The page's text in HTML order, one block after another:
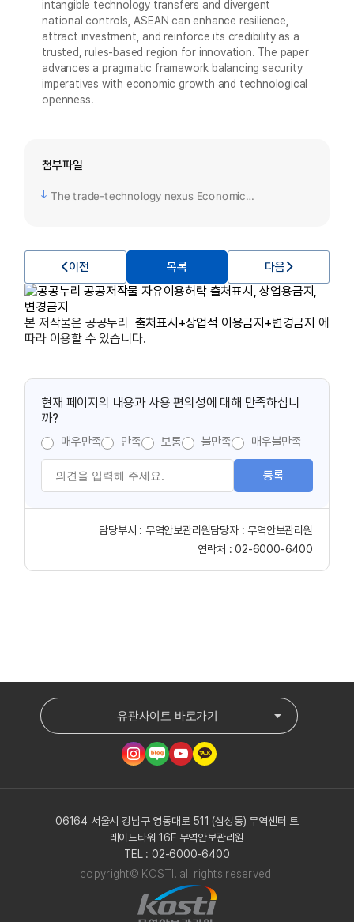
intangible technology transfers and divergent
national controls, ASEAN can enhance resilience,
attract investment, and reinforce its credibility as a
trusted, rules-based region for innovation. The paper
advances a pragmatic framework balancing security
imperatives with economic growth and technological
openness.
첨부파일
The trade-technology nexus Economic Security and the Coordination of Dual-Use Controls in ASEAN_V Jesudevan.pdf
이전 목록 다음
본 저작물은 공공누리 출처표시+상업적 이용금지+변경금지 에
따라 이용할 수 있습니다.
현재 페이지의 내용과 사용 편의성에 대해 만족하십니
까?
매우만족 만족 보통 불만족 매우불만족
등록
담당부서 : 무역안보관리원담당자 : 무역안보관리원
연락처 :02-6000-6400
유관사이트 바로가기
06164 서울시 강남구 영동대로 511 (삼성동) 무역센터 트
레이드타워 16F 무역안보관리원
TEL : 02-6000-6400
copyright© KOSTI. all rights reserved.